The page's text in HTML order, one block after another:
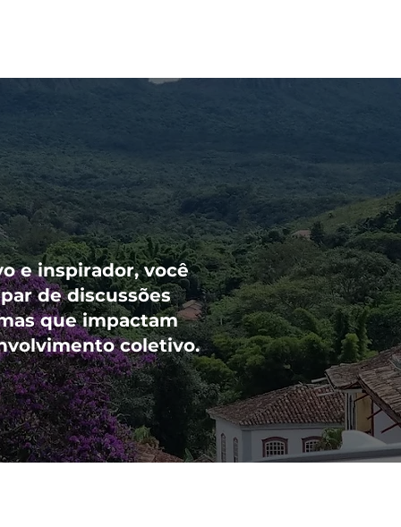
e inspirador, você
de discussões
que impactam
coletivo.